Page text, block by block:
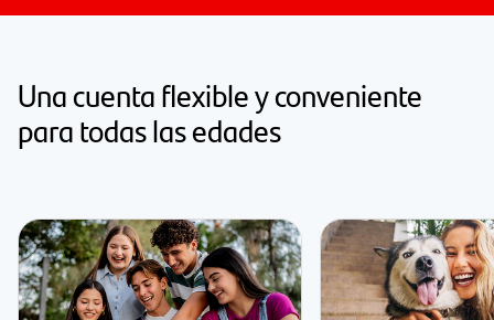
Una cuenta flexible y conveniente
para todas las edades